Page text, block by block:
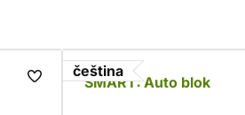
čeština
SMART: Auto blok